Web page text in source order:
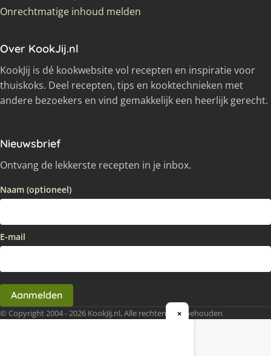
Onrechtmatige inhoud melden
Over KookJij.nl
KookJij is dé kookwebsite vol recepten en inspiratie voor
thuiskoks. Deel recepten, tips en kooktechnieken met
andere bezoekers en vind gemakkelijk een heerlijk gerecht.
Nieuwsbrief
Ontvang de lekkerste recepten in je inbox.
Naam (optioneel)
E-mail
Aanmelden
© Copyright 2004 - 2026 KookJij.nl, Alle rechten voorbehouden
×